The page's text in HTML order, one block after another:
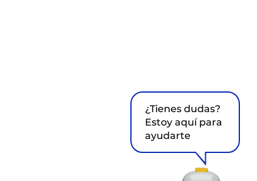
¿Tienes dudas?
Estoy aquí para
ayudarte